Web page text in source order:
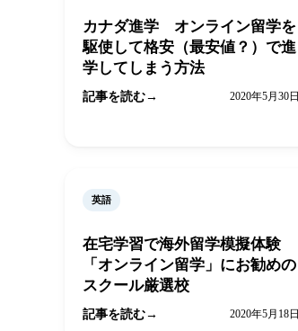
カナダ進学 オンライン留学を
駆使して格安（最安値？）で進
学してしまう方法
記事を読む 2020年5月30日
英語
在宅学習で海外留学模擬体験
「オンライン留学」にお勧めの
スクール厳選校
記事を読む 2020年5月18日